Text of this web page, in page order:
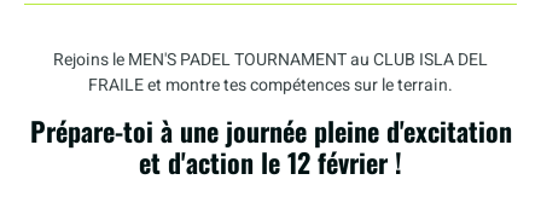
Rejoins le MEN'S PADEL TOURNAMENT au CLUB ISLA DEL
FRAILE et montre tes compétences sur le terrain.
Prépare-toi à une journée pleine d'excitation
et d'action le 12 février !